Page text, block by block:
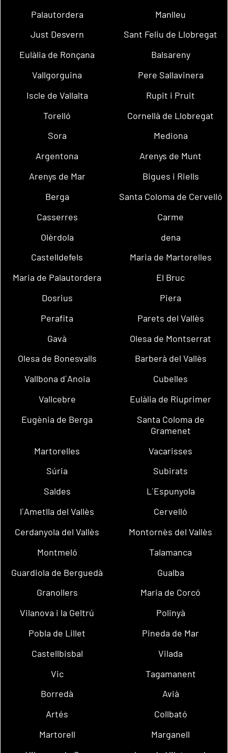
Palautordera
Manlleu
Just Desvern
Sant Feliu de Llobregat
Eulàlia de Ronçana
Balsareny
Vallgorguina
Pere Sallavinera
Iscle de Vallalta
Rupit i Pruit
Torelló
Cornellà de Llobregat
Sora
Mediona
Argentona
Arenys de Munt
Arenys de Mar
Bigues i Riells
Berga
Santa Coloma de Cervelló
Casserres
Carme
Olèrdola
dena
Castelldefels
Maria de Martorelles
Maria de Palautordera
El Bruc
Dosrius
Piera
Perafita
Parets del Vallès
Gavà
Olesa de Montserrat
Olesa de Bonesvalls
Barberà del Vallès
Vallbona d´Anoia
Cubelles
Vallcebre
Eulàlia de Riuprimer
Eugènia de Berga
Santa Coloma de
Gramenet
Martorelles
Vacarisses
Súria
Subirats
Saldes
L´Espunyola
l´Ametlla del Vallès
Cervelló
Cerdanyola del Vallès
Montornès del Vallès
Montmeló
Talamanca
Guardiola de Berguedà
Gualba
Granollers
Maria de Corcó
Vilanova i la Geltrú
Polinyà
Pobla de Lillet
Pineda de Mar
Castellbisbal
Vilada
Vic
Tagamanent
Borredà
Avià
Artés
Collbató
Martorell
Marganell